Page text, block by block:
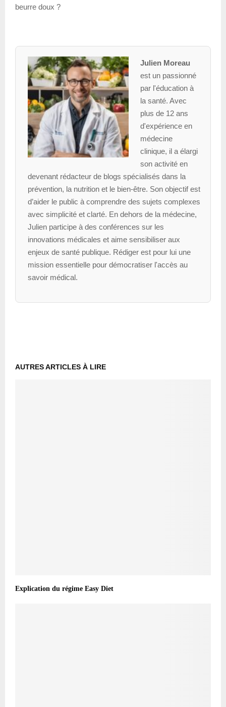
beurre doux ?
Julien Moreau
est un passionné
par l'éducation à
la santé. Avec
plus de 12 ans
d'expérience en
médecine
clinique, il a élargi
son activité en
devenant rédacteur de blogs spécialisés dans la
prévention, la nutrition et le bien-être. Son objectif est
d’aider le public à comprendre des sujets complexes
avec simplicité et clarté. En dehors de la médecine,
Julien participe à des conférences sur les
innovations médicales et aime sensibiliser aux
enjeux de santé publique. Rédiger est pour lui une
mission essentielle pour démocratiser l'accès au
savoir médical.
AUTRES ARTICLES À LIRE
Explication du régime Easy Diet